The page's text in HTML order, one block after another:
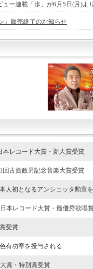
ー連載「歩」が6月5日(月)よ
』販売終了のお知らせ
本レコード大賞・新人賞受賞
回古賀政男記念音楽大賞受賞
人初となるアンシェッタ勲章
本レコード大賞・最優秀歌唱
受賞
有功章を授与される
賞・特別賞受賞